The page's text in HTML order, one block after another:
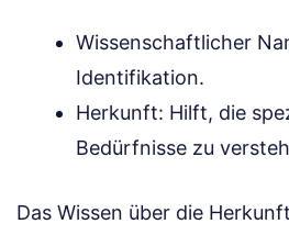
Wissenschaftlicher
Identifikation.
Herkunft: Hilft, die
Bedürfnisse zu
Das Wissen über die